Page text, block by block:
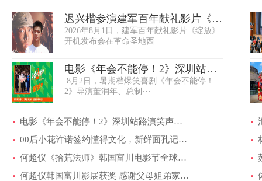
迟兴楷参演建军百年献礼影片《绽
放》 05后演···
2026年8月1日，建军百年献礼影片《绽放》
开机发布会在革命圣地西···
电影《年会不能停！2》深圳站路
演笑声不断 ···
8月2日，暑期档爆笑喜剧《年会不能停！
2》导演董润年、总制···
电影《年会不能停！2》深圳站路演笑声不断 ···
00后小花许诺签约懂得文化，新鲜面孔记忆点···
何超仪《拾荒法师》韩国富川电影节全球首映···
何超仪韩国富川影展获奖 感谢父母姐弟家人支···